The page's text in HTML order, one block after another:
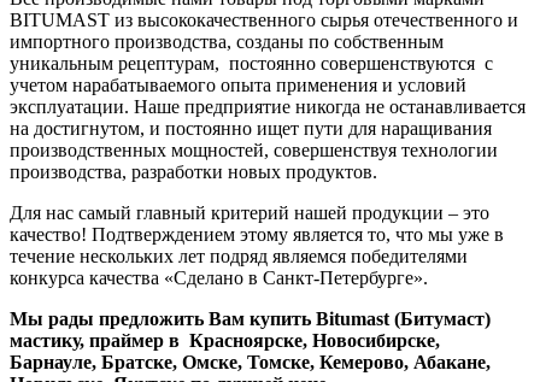
BITUMAST из высококачественного сырья отечественного и
импортного производства, созданы по собственным
уникальным рецептурам, постоянно совершенствуются с
учетом нарабатываемого опыта применения и условий
эксплуатации. Наше предприятие никогда не останавливается
на достигнутом, и постоянно ищет пути для наращивания
производственных мощностей, совершенствуя технологии
производства, разработки новых продуктов.
Для нас самый главный критерий нашей продукции – это
качество! Подтверждением этому является то, что мы уже в
течение нескольких лет подряд являемся победителями
конкурса качества «Сделано в Санкт-Петербурге».
Мы рады предложить Вам купить Bitumast (Битумаст)
мастику, праймер в Красноярске, Новосибирске,
Барнауле, Братске, Омске, Томске, Кемерово, Абакане,